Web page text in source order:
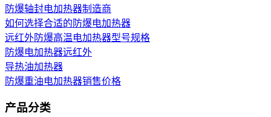
防爆轴封电加热器制造商
如何选择合适的防爆电加热器
远红外防爆高温电加热器型号规格
防爆电加热器远红外
导热油加热器
防爆重油电加热器销售价格
产品分类